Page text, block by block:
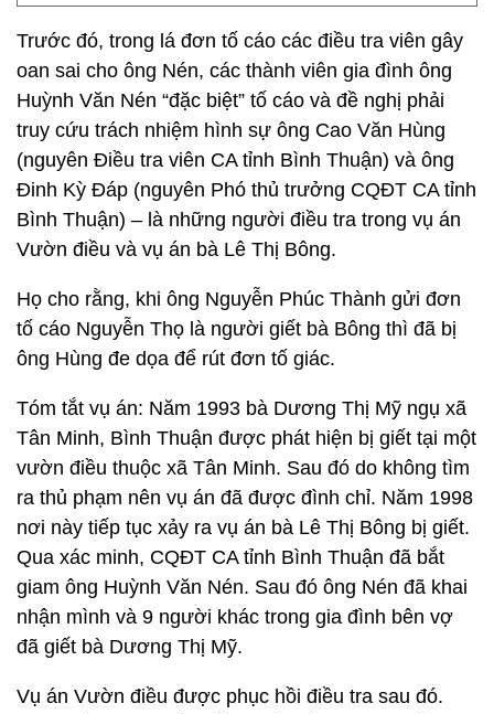
Trước đó, trong lá đơn tố cáo các điều tra viên gây
oan sai cho ông Nén, các thành viên gia đình ông
Huỳnh Văn Nén “đặc biệt” tố cáo và đề nghị phải
truy cứu trách nhiệm hình sự ông Cao Văn Hùng
(nguyên Điều tra viên CA tỉnh Bình Thuận) và ông
Đinh Kỳ Đáp (nguyên Phó thủ trưởng CQĐT CA tỉnh
Bình Thuận) – là những người điều tra trong vụ án
Vườn điều và vụ án bà Lê Thị Bông.
Họ cho rằng, khi ông Nguyễn Phúc Thành gửi đơn
tố cáo Nguyễn Thọ là người giết bà Bông thì đã bị
ông Hùng đe dọa để rút đơn tố giác.
Tóm tắt vụ án: Năm 1993 bà Dương Thị Mỹ ngụ xã
Tân Minh, Bình Thuận được phát hiện bị giết tại một
vườn điều thuộc xã Tân Minh. Sau đó do không tìm
ra thủ phạm nên vụ án đã được đình chỉ. Năm 1998
nơi này tiếp tục xảy ra vụ án bà Lê Thị Bông bị giết.
Qua xác minh, CQĐT CA tỉnh Bình Thuận đã bắt
giam ông Huỳnh Văn Nén. Sau đó ông Nén đã khai
nhận mình và 9 người khác trong gia đình bên vợ
đã giết bà Dương Thị Mỹ.
Vụ án Vườn điều được phục hồi điều tra sau đó.